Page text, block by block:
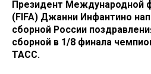
Президент Международной
(FIFA) Джанни Инфантино
сборной России
сборной в 1/8 финала
ТАСС.